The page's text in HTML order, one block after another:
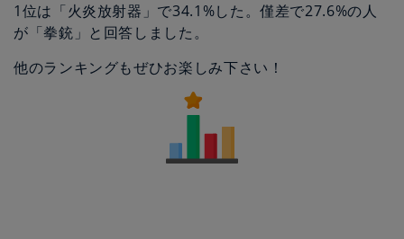
1位は「火炎放射器」で34.1%した。僅差で27.6%の人
が「拳銃」と回答しました。
他のランキングもぜひお楽しみ下さい！